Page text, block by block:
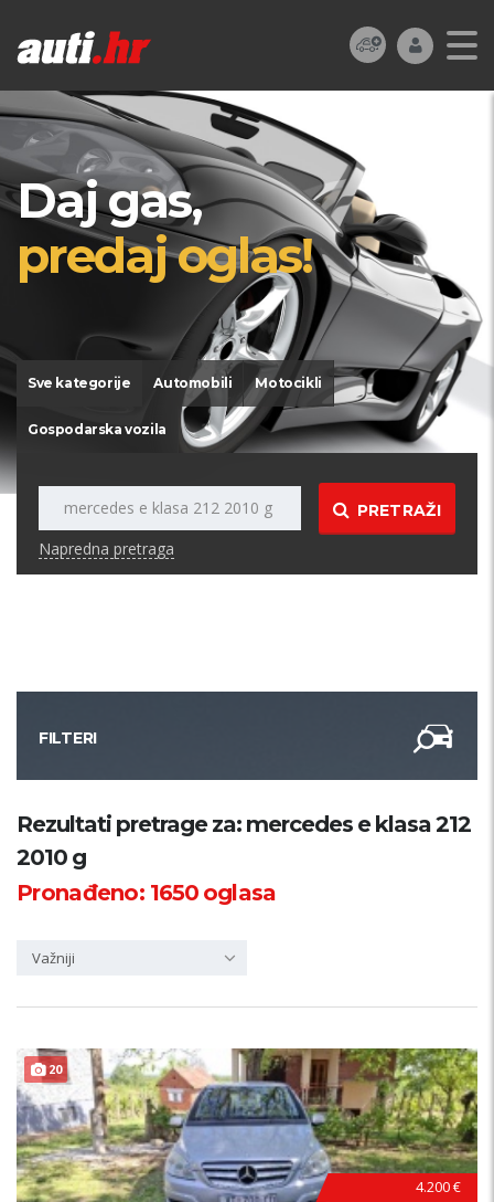
Daj gas,
predaj oglas!
Sve kategorije Automobili Motocikli
Gospodarska vozila
PRETRAŽI
Napredna pretraga
FILTERI
Kategorija
Županija
Rezultati pretrage za: mercedes e klasa 212
2010 g
Pronađeno: 1650oglasa
Važniji
20
4.200 €